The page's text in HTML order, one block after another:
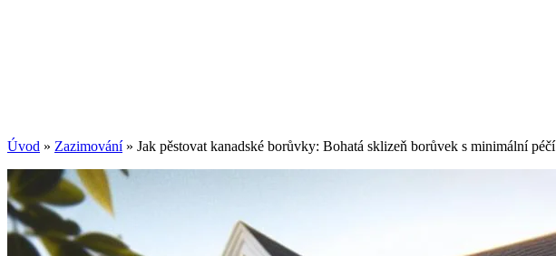
Úvod » Zazimování» Jak pěstovat kanadské borůvky: Bohatá sklizeň borůvek s minimální péčí